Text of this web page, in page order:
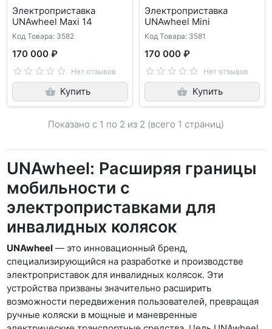
Электроприставка
UNAwheel Maxi 14
Код Товара: 3582
170 000 ₽
Нет отзывов
Купить
Электроприставка
UNAwheel Mini
Код Товара: 3581
170 000 ₽
Нет отзывов
Купить
Показано с 1 по 2 из 2 (всего 1 страниц)
UNAwheel: Расширяя границы
мобильности с
электроприставками для
инвалидных колясок
UNAwheel — это инновационный бренд,
специализирующийся на разработке и производстве
электроприставок для инвалидных колясок. Эти
устройства призваны значительно расширить
возможности передвижения пользователей, превращая
ручные коляски в мощные и маневренные